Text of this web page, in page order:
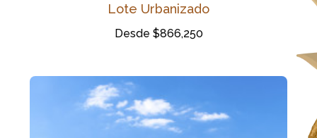
Lote Urbanizado
Desde $866,250